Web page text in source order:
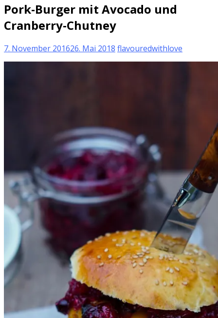
Pork-Burger mit Avocado und
Cranberry-Chutney
7. November 201626. Mai 2018 flavouredwithlove